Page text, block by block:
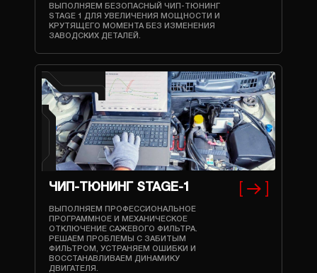
ВЫПОЛНЯЕМ БЕЗОПАСНЫЙ ЧИП-ТЮНИНГ
STAGE 1 ДЛЯ УВЕЛИЧЕНИЯ МОЩНОСТИ И
КРУТЯЩЕГО МОМЕНТА БЕЗ ИЗМЕНЕНИЯ
ЗАВОДСКИХ ДЕТАЛЕЙ.
ЧИП-ТЮНИНГ STAGE-1
ВЫПОЛНЯЕМ ПРОФЕССИОНАЛЬНОЕ
ПРОГРАММНОЕ И МЕХАНИЧЕСКОЕ
ОТКЛЮЧЕНИЕ САЖЕВОГО ФИЛЬТРА.
РЕШАЕМ ПРОБЛЕМЫ С ЗАБИТЫМ
ФИЛЬТРОМ, УСТРАНЯЕМ ОШИБКИ И
ВОССТАНАВЛИВАЕМ ДИНАМИКУ
ДВИГАТЕЛЯ.